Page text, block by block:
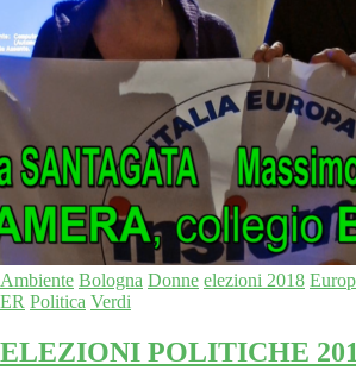
Ambiente Bologna Donne elezioni 2018
ER Politica Verdi
ELEZIONI POLITICHE